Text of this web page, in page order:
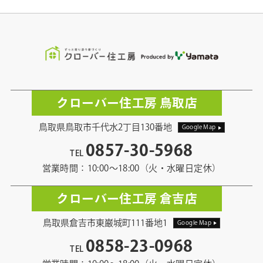
クローバー住工房 鳥取店
鳥取県鳥取市千代水2丁目130番地 Google Map
TEL 0857-30-5968
営業時間：10:00〜18:00（火・水曜日定休）
クローバー住工房 倉吉店
鳥取県倉吉市東巌城町111番地1 Google Map
TEL 0858-23-0968